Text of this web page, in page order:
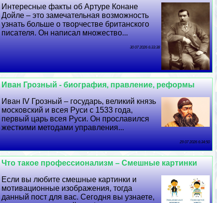
Интересные факты об Артуре Конане
Дойле – это замечательная возможность
узнать больше о творчестве британского
писателя. Он написал множество...
30 07 2026 6:33:38
Иван Грозный - биография, правление, реформы
Иван IV Грозный – государь, великий князь
московский и всея Руси с 1533 года,
первый царь всея Руси. Он прославился
жесткими методами управления...
29 07 2026 6:34:50
Что такое профессионализм – Смешные картинки
Если вы любите смешные картинки и
мотивационные изображения, тогда
данный пост для вас. Сегодня вы узнаете,